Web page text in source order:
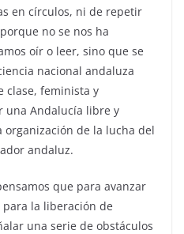
en círculos, ni de repetir
no se nos ha
oír o leer, sino que se
nacional andaluza
clase, feminista y
una Andalucía libre y
organización de la lucha del
andaluz.
que para avanzar
la liberación de
una serie de obstáculos